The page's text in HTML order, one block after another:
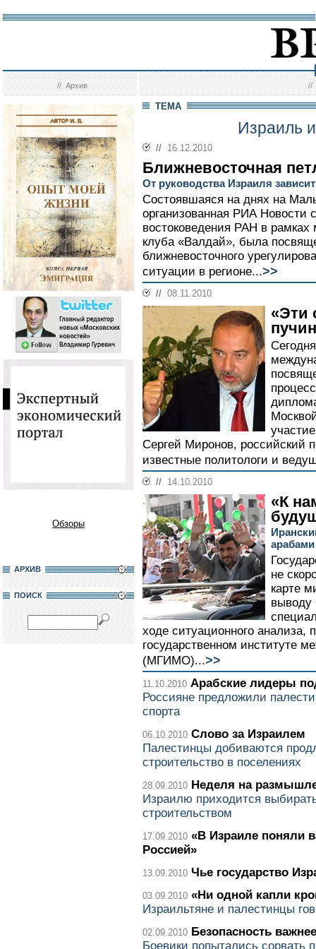
//Архив //
Обзоры
АРХИВ
ПОИСК
ТЕМА
Израиль
// 16.12.2010
Ближневосточная
От руководства Израиля
Состоявшаяся на днях на
организованная РИА Новости
востоковедения РАН в рамках
клуба «Валдай», была
ближневосточного
ситуации в регионе...>>
// 08.11.2010
«Эти
Сергей Миронов, российский
известные политологи и
// 14.10.2010
«К
не
карте
выводу
ходе ситуационного анализа,
государственном институте
(МГИМО)...>>
11.10.2010 Арабские лидеры
Россияне предложили
спорта
06.10.2010 Слово за Израилем
Палестинцы добиваются
строительство в поселениях
28.09.2010 Неделя на
Израилю приходится
строительством
17.09.2010 «В Израиле поняли
Россией»
13.09.2010 Чье государство
03.09.2010 «Ни одной капли
Израильтяне и палестинцы
02.09.2010 Безопасность
Боевики попытались сорвать